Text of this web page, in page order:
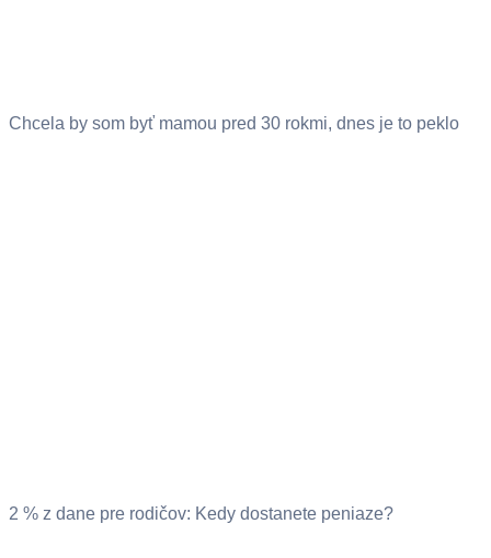
Chcela by som byť mamou pred 30 rokmi, dnes je to peklo
2 % z dane pre rodičov: Kedy dostanete peniaze?